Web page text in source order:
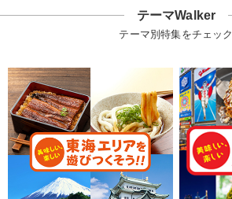
テーマWalker
テーマ別特集をチェック